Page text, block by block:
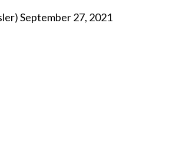
September 27, 2021